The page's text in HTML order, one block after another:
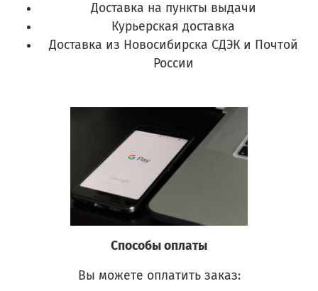
Доставка на пункты выдачи
Курьерская доставка
Доставка из Новосибирска СДЭК и Почтой
России
Способы оплаты
Вы можете оплатить заказ: